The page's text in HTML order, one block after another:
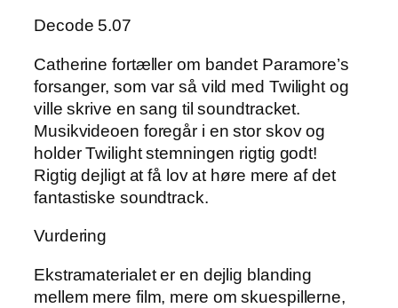
Decode 5.07
Catherine fortæller om bandet Paramore’s
forsanger, som var så vild med Twilight og
ville skrive en sang til soundtracket.
Musikvideoen foregår i en stor skov og
holder Twilight stemningen rigtig godt!
Rigtig dejligt at få lov at høre mere af det
fantastiske soundtrack.
Vurdering
Ekstramaterialet er en dejlig blanding
mellem mere film, mere om skuespillerne,